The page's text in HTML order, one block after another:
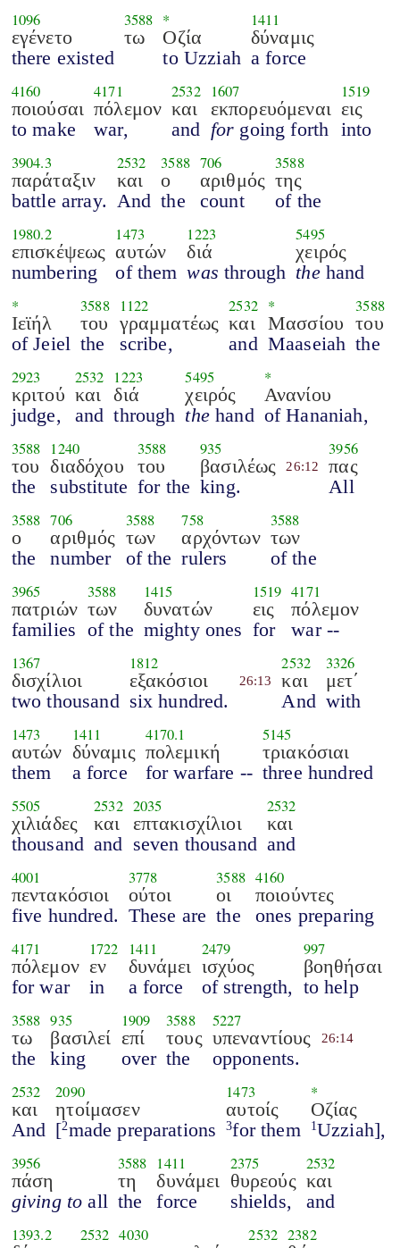
1096
εγένετο
there existed
3588
τω
*
Οζία
to Uzziah
1411
δύναμις
a force
4160
ποιούσαι
to make
4171
πόλεμον
war,
2532
και
and
1607
εκπορευόμεναι
for going forth
1519
εις
into
3904.3
παράταξιν
battle array.
2532
και
And
3588
ο
the
706
αριθμός
count
3588
της
of the
1980.2
επισκέψεως
numbering
1473
αυτών
of them
1223
διά
was through
5495
χειρός
thehand
*
Ιεϊήλ
of Jeiel
3588
του
the
1122
γραμματέως
scribe,
2532
και
and
*
Μασσίου
Maaseiah
3588
του
the
2923
κριτού
judge,
2532
και
and
1223
διά
through
5495
χειρός
thehand
*
Ανανίου
of Hananiah,
3588
του
the
1240
διαδόχου
substitute
3588
του
for the
935
βασιλέως
king.
26:12
3956
πας
All
3588
ο
the
706
αριθμός
number
3588
των
of the
758
αρχόντων
rulers
3588
των
of the
3965
πατριών
families
3588
των
of the
1415
δυνατών
mighty ones
1519
εις
for
4171
πόλεμον
war --
1367
δισχίλιοι
two thousand
1812
εξακόσιοι
six hundred.
26:13
2532
και
And
3326
μετ΄
with
1473
αυτών
them
1411
δύναμις
a force
4170.1
πολεμική
for warfare --
5145
τριακόσιαι
three hundred
5505
χιλιάδες
thousand
2532
και
and
2035
επτακισχίλιοι
seven thousand
2532
και
and
4001
πεντακόσιοι
five hundred.
3778
ούτοι
These are
3588
οι
the
4160
ποιούντες
ones preparing
4171
πόλεμον
for war
1722
εν
in
1411
δυνάμει
a force
2479
ισχύος
of strength,
997
βοηθήσαι
to help
3588
τω
the
935
βασιλεί
king
1909
επί
over
3588
τους
the
5227
υπεναντίους
opponents.
26:14
2532
και
And
2090
ητοίμασεν
[2made preparations
1473
αυτοίς
3for them
*
Οζίας
1 Uzziah],
3956
πάση
giving to all
3588
τη
the
1411
δυνάμει
force
2375
θυρεούς
shields,
2532
και
and
1393.2 2532 4030 2532 2382